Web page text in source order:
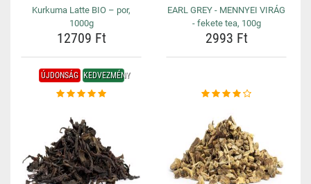
Kurkuma Latte BIO – por,
1000g
12709 Ft
EARL GREY - MENNYEI VIRÁG
- fekete tea, 100g
2993 Ft
ÚJDONSÁG KEDVEZMÉNY